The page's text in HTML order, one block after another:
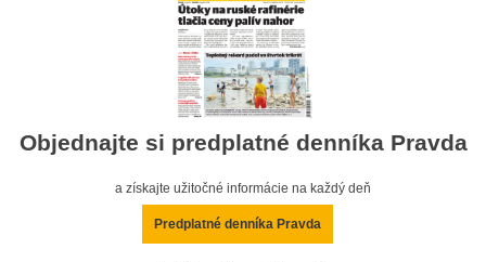
Objednajte si predplatné denníka Pravda
a získajte užitočné informácie na každý deň
Predplatné denníka Pravda